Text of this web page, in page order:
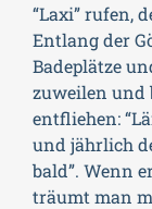
“Laxi” rufen,
Entlang der
Badeplätze
zuweilen und
entfliehen:
und jährlich
bald”. Wenn
träumt man